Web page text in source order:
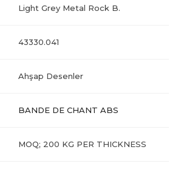
Light Grey Metal Rock B.
43330.041
Ahşap Desenler
BANDE DE CHANT ABS
MOQ; 200 KG PER THICKNESS